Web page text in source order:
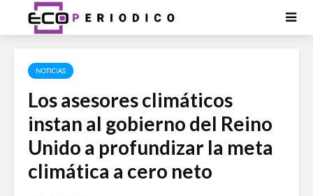
NOTICIAS
Los asesores climáticos
instan al gobierno del Reino
Unido a profundizar la meta
climática a cero neto